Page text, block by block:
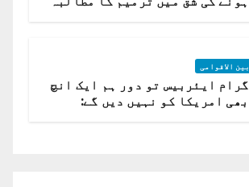
بین الاقوامی
گرام ایئربیس تو دور ہم ایک انچ
بھی امریکا کو نہیں دیں گے: